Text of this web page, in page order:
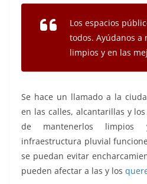
Los espacios
todos. Ayúdanos a
limpios y en las
Se hace un llamado a la
en las calles, alcantarillas y
de mantenerlos
infraestructura pluvial
se puedan evitar
pueden afectar a las y los